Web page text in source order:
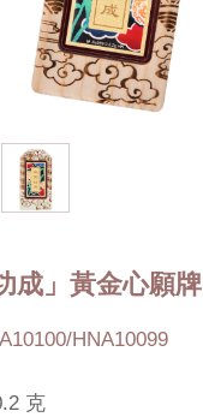
成」黃金心願牌
HNA10099
克